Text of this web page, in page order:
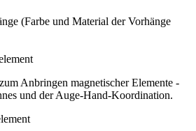
(Farbe und Material der Vorhänge
Anbringen magnetischer Elemente -
und der Auge-Hand-Koordination.